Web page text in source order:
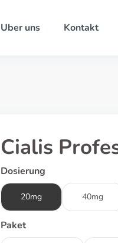
Uber uns Kontakt
Cialis
Dosierung
20mg 40mg
Paket